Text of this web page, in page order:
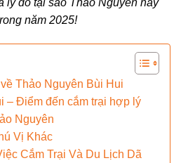
lý do tại sao Thảo Nguyên này
năm 2025!
Thảo Nguyên Bùi Hui
– Điểm đến cắm trại hợp lý
Nguyên
Vị Khác
Cắm Trại Và Du Lịch Dã